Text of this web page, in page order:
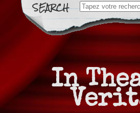
Search
for:
In